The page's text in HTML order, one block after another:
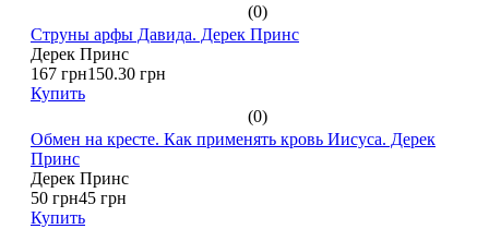
(0)
Струны арфы Давида. Дерек Принс
Дерек Принс
167 грн150.30 грн
Купить
(0)
Обмен на кресте. Как применять кровь Иисуса. Дерек
Принс
Дерек Принс
50 грн45 грн
Купить